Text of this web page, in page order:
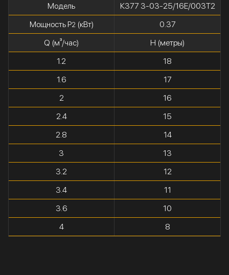
Модель
К377 3-03-25/16Е/003Т2
Мощность P2(кВт)
0.37
Q (м³/час)
H (метры)
1.2
18
1.6
17
2
16
2.4
15
2.8
14
3
13
3.2
12
3.4
11
3.6
10
4
8